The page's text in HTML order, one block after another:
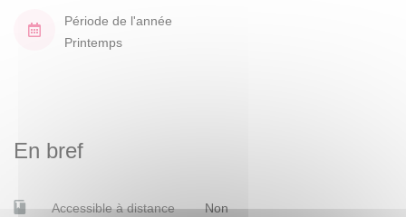
Période de l'année
Printemps
En bref
Accessible à distance Non